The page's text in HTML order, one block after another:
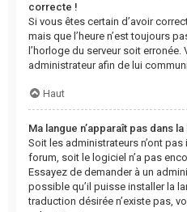
correcte !
Si vous êtes certain d’avoir
mais que l’heure n’est toujours
l’horloge du serveur soit erronée.
administrateur afin de lui
Haut
Ma langue n’apparaît pas dans la
Soit les administrateurs n’ont
forum, soit le logiciel n’a pas
Essayez de demander à un
possible qu’il puisse installer la
traduction désirée n’existe pas,